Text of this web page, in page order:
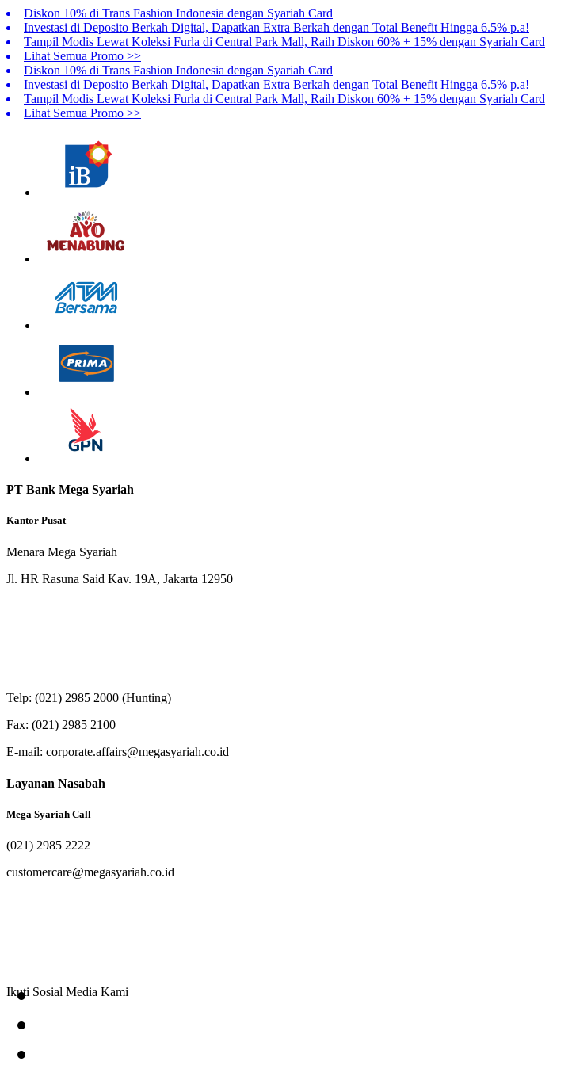
Diskon 10% di Trans Fashion Indonesia dengan Syariah Card
Investasi di Deposito Berkah Digital, Dapatkan Extra Berkah dengan Total Benefit Hingga 6.5% p.a!
Tampil Modis Lewat Koleksi Furla di Central Park Mall, Raih Diskon 60% + 15% dengan Syariah Card
Lihat Semua Promo >>
Diskon 10% di Trans Fashion Indonesia dengan Syariah Card
Investasi di Deposito Berkah Digital, Dapatkan Extra Berkah dengan Total Benefit Hingga 6.5% p.a!
Tampil Modis Lewat Koleksi Furla di Central Park Mall, Raih Diskon 60% + 15% dengan Syariah Card
Lihat Semua Promo >>
PT Bank Mega Syariah
Kantor Pusat
Menara Mega Syariah
Jl. HR Rasuna Said Kav. 19A, Jakarta 12950
Telp: (021) 2985 2000 (Hunting)
Fax: (021) 2985 2100
E-mail: corporate.affairs@megasyariah.co.id
Layanan Nasabah
Mega Syariah Call
(021) 2985 2222
customercare@megasyariah.co.id
Ikuti Sosial Media Kami